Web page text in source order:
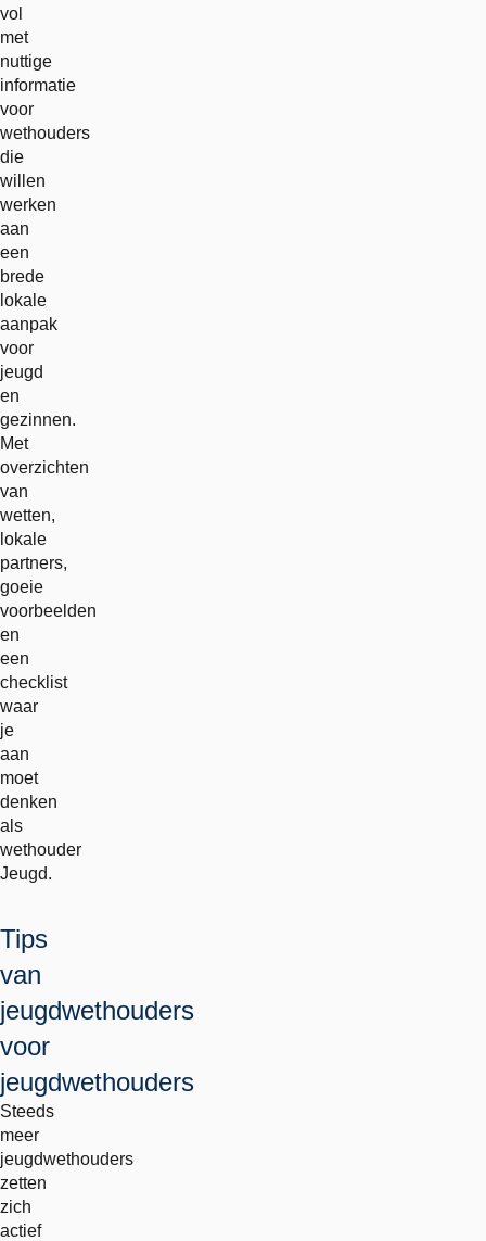
vol
met
nuttige
informatie
voor
wethouders
die
willen
werken
aan
een
brede
lokale
aanpak
voor
jeugd
en
gezinnen.
Met
overzichten
van
wetten,
lokale
partners,
goeie
voorbeelden
en
een
checklist
waar
je
aan
moet
denken
als
wethouder
Jeugd.
Tips
van
jeugdwethouders
voor
jeugdwethouders
Steeds
meer
jeugdwethouders
zetten
zich
actief